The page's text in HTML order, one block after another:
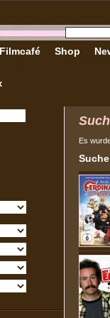
Filmcafé Shop
Es